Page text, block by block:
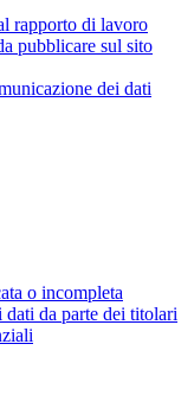
rapporto di lavoro
pubblicare sul sito
dei dati
o incompleta
dati da parte dei titolari